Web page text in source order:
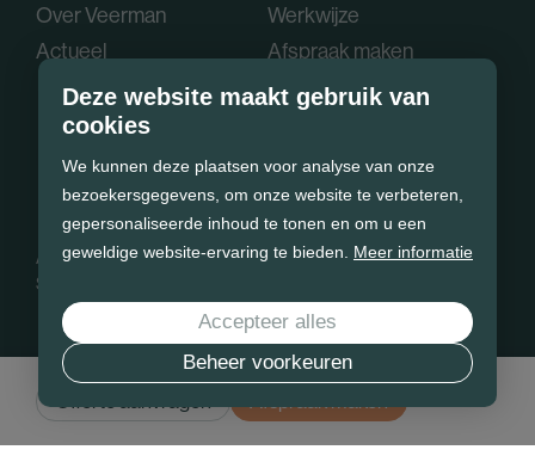
Deze website maakt gebruik van
cookies
We kunnen deze plaatsen voor analyse van onze
bezoekersgegevens, om onze website te verbeteren,
gepersonaliseerde inhoud te tonen en om u een
geweldige website-ervaring te bieden. Meer informatie
Beheer voorkeuren
Accepteer alles
Over Veerman
Actueel
Werkwijze
Afspraak maken
Algemene voorwaardenPrivacy policyCookie statement
Sitemap